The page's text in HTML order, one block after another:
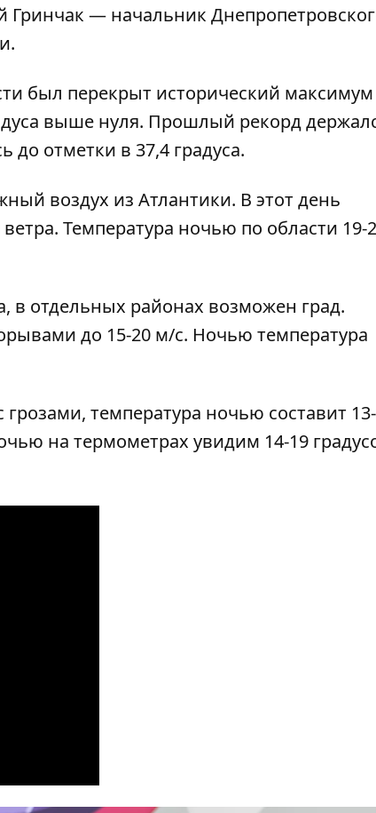
Гринчак — начальник
был перекрыт исторический максимум
выше нуля. Прошлый рекорд
до отметки в 37,4 градуса.
воздух из Атлантики. В этот день
Температура ночью по области 19-
в отдельных районах возможен град.
до 15-20 м/с. Ночью температура
температура ночью составит
на термометрах увидим 14-19